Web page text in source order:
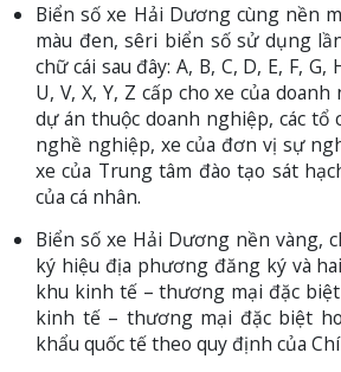
Biển số xe Hải Dương cùng nền
màu đen, sêri biển số sử dụng
chữ cái sau đây: A, B, C, D, E, F, G,
U, V, X, Y, Z cấp cho xe của
dự án thuộc doanh nghiệp, các tổ
nghề nghiệp, xe của đơn vị sự
xe của Trung tâm đào tạo sát
của cá nhân.
Biển số xe Hải Dương nền vàng,
ký hiệu địa phương đăng ký và
khu kinh tế – thương mại đặc biệt
kinh tế – thương mại đặc biệt
khẩu quốc tế theo quy định của